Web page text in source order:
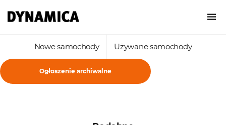
Nowe samochody Używane samochody
Ogłoszenie archiwalne